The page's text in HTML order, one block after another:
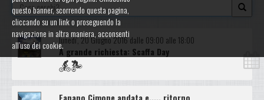
lunedi', 20 Giugno 2016 dalle 09:00 alle 18:00
A grande richiesta: Scaffa Day
Fanano Cimone andata e..... ritorno
questo banner, scorrendo questa pagina,
cliccando su un link o proseguendo la
navigazione in altra maniera, acconsenti
all’uso dei cookie.